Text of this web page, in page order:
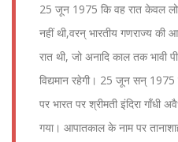
25 जून 1975 कि वह रात केवल
नहीं थी,वरन् भारतीय गणराज्य की
रात थी, जो अनादि काल तक भावी
विद्यमान रहेगी। 25 जून सन्
पर भारत पर श्रीमती इंदिरा गाँधी
गया। आपातकाल के नाम पर